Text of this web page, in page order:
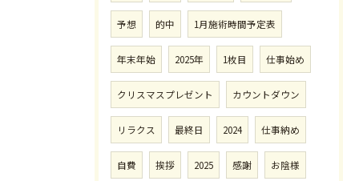
予想 的中 1月施術時間予定表
年末年始 2025年 1枚目 仕事始め
クリスマスプレゼント カウントダウン
リラクス 最終日 2024 仕事納め
自費 挨拶 2025 感謝 お陰様